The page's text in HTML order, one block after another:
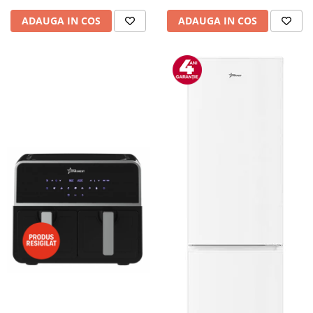
Camere auto
Baterii
Console & Jocuri
Accesorii console & PC
Birouri gaming
Console Hardware
Ochelari VR Gaming
Scaune gaming
Console Jocuri
ADAUGA IN COS ADAUGA IN COS